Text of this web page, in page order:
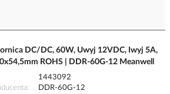
DC/DC, 60W, Uwyj 12VDC, Iwyj 5A,
ROHS | DDR-60G-12 Meanwell
1443092
DDR-60G-12